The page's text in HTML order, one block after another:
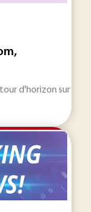
d'horizon sur les